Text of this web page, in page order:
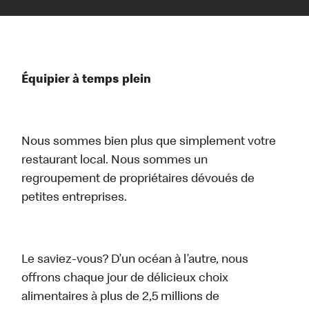
Équipier à temps plein
Nous sommes bien plus que simplement votre
restaurant local. Nous sommes un
regroupement de propriétaires dévoués de
petites entreprises.
Le saviez-vous? D’un océan à l’autre, nous
offrons chaque jour de délicieux choix
alimentaires à plus de 2,5 millions de